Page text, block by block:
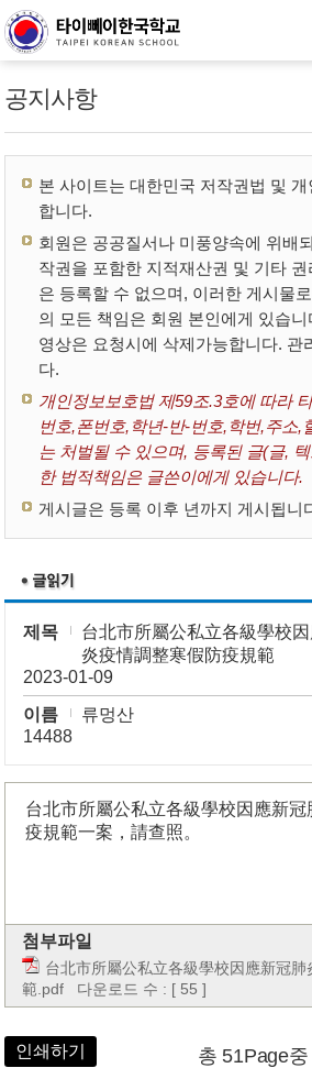
공지사항
본 사이트는 대한민국 저작권법 및
합니다.
회원은 공공질서나 미풍양속에 위배
작권을 포함한 지적재산권 및 기타
은 등록할 수 없으며, 이러한 게시물
의 모든 책임은 회원 본인에게 있습
영상은 요청시에 삭제가능합니다. 관
다.
개인정보보호법 제59조.3호에 따라
번호,폰번호,학년-반-번호,학번,주소,
는 처벌될 수 있으며, 등록된 글(글,
한 법적책임은 글쓴이에게 있습니다.
게시글은 등록 이후 년까지 게시됩니
제목
台北市所屬公私立各級學校
炎疫情調整寒假防疫規範
2023-01-09
이름
류멍산
14488
台北市所屬公私立各級學校因應新
疫規範一案，請查照。
첨부파일
台北市所屬公私立各級學校因應新冠肺
範.pdf 다운로드 수 : [ 55 ]
인쇄하기 총 51Page